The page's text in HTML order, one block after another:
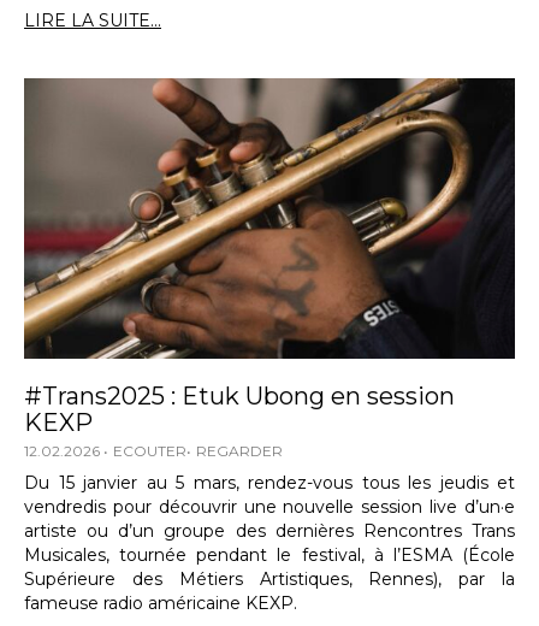
LIRE LA SUITE...
#Trans2025 : Etuk Ubong en session
KEXP
12.02.2026 ECOUTER REGARDER
Du 15 janvier au 5 mars, rendez-vous tous les jeudis et
vendredis pour découvrir une nouvelle session live d’un·e
artiste ou d’un groupe des dernières Rencontres Trans
Musicales, tournée pendant le festival, à l’ESMA (École
Supérieure des Métiers Artistiques, Rennes), par la
fameuse radio américaine KEXP.